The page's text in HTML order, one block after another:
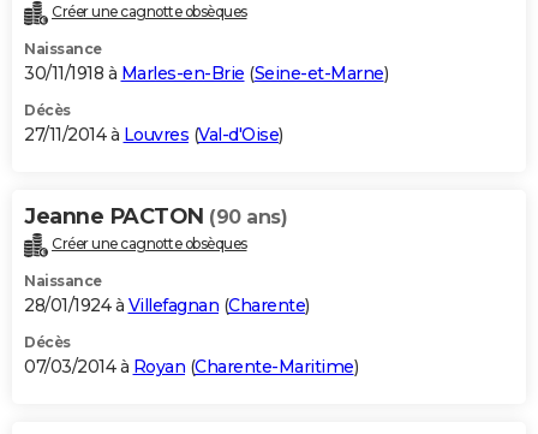
Créer une cagnotte obsèques
Naissance
30/11/1918 à Marles-en-Brie (Seine-et-Marne)
Décès
27/11/2014 à Louvres (Val-d'Oise)
Jeanne PACTON (90 ans)
Créer une cagnotte obsèques
Naissance
28/01/1924 à Villefagnan (Charente)
Décès
07/03/2014 à Royan (Charente-Maritime)